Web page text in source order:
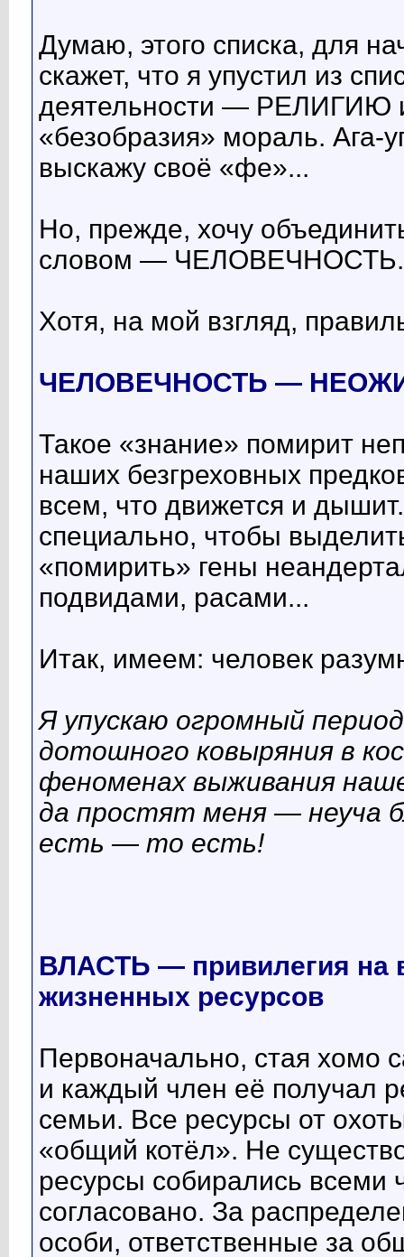
Думаю, этого списка, для
скажет, что я упустил из
деятельности — РЕЛИГИЮ
«безобразия» мораль. Ага-
выскажу своё «фе»...
Но, прежде, хочу
словом — ЧЕЛОВЕЧНОСТЬ.
Хотя, на мой взгляд,
ЧЕЛОВЕЧНОСТЬ —
Такое «знание» помирит
наших безгреховных
всем, что движется и
специально, чтобы
«помирить» гены
подвидами, расами...
Итак, имеем: человек
Я упускаю огромный
дотошного ковыряния в
феноменах выживания
да простят меня — неуча
есть — то есть!
ВЛАСТЬ — привилегия на
жизненных ресурсов
Первоначально, стая хомо
и каждый член её получал
семьи. Все ресурсы от
«общий котёл». Не
ресурсы собирались всеми
согласовано. За
особи, ответственные за